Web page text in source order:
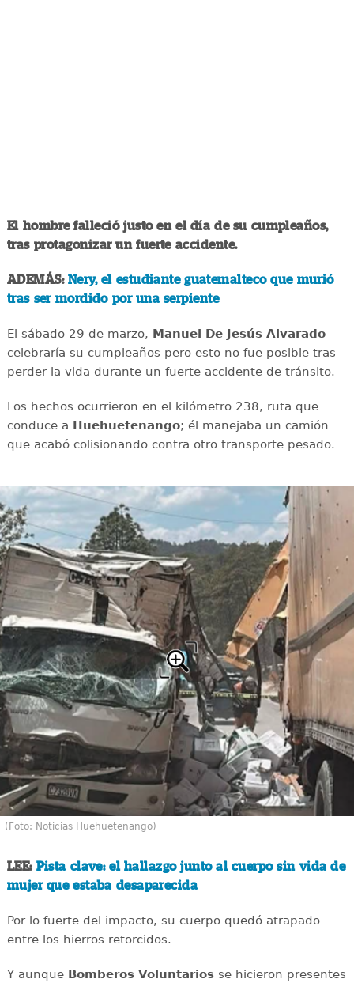
El hombre falleció justo en el día de su cumpleaños,
tras protagonizar un fuerte accidente.
ADEMÁS: Nery, el estudiante guatemalteco que murió
tras ser mordido por una serpiente
El sábado 29 de marzo, Manuel De Jesús Alvarado
celebraría su cumpleaños pero esto no fue posible tras
perder la vida durante un fuerte accidente de tránsito.
Los hechos ocurrieron en el kilómetro 238, ruta que
conduce a Huehuetenango; él manejaba un camión
que acabó colisionando contra otro transporte pesado.
(Foto: Noticias Huehuetenango)
LEE: Pista clave: el hallazgo junto al cuerpo sin vida de
mujer que estaba desaparecida
Por lo fuerte del impacto, su cuerpo quedó atrapado
entre los hierros retorcidos.
Y aunque Bomberos Voluntariosse hicieron presentes